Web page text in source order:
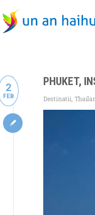
2
FEB
PHUKET,
Destinatii